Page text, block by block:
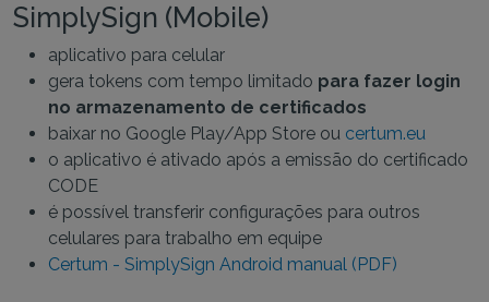
SimplySign (Mobile)
aplicativo para celular
gera tokens com tempo limitado para fazer login
no armazenamento de certificados
baixar no Google Play/App Store ou certum.eu
o aplicativo é ativado após a emissão do certificado
CODE
é possível transferir configurações para outros
celulares para trabalho em equipe
Certum - SimplySign Android manual (PDF)